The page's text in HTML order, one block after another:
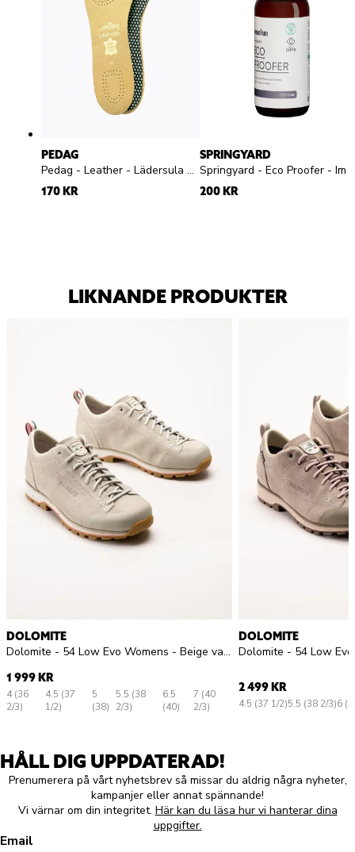
PEDAG
Pedag - Leather - Lädersula med aktivt kol
170 KR
SPRINGYARD
200 KR
LIKNANDE PRODUKTER
DOLOMITE
Dolomite - 54 Low Evo Womens - Beige vandringsskor i mocka
1 999 KR
4 (36
2/3)
4.5 (37
1/2)
5
(38)
5.5 (38
2/3)
6.5
(40)
7 (40
2/3)
DOLOMITE
2 499 KR
4.5 (37 1/2)5.5 (38 2/3)6
HÅLL DIG UPPDATERAD!
Prenumerera på vårt nyhetsbrev så missar du aldrig några nyheter,
kampanjer eller annat spännande!
Vi värnar om din integritet. Här kan du läsa hur vi hanterar dina
uppgifter.
Email